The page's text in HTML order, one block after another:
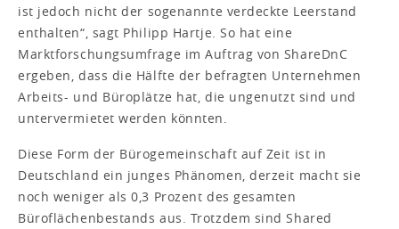
ist jedoch nicht der sogenannte verdeckte Leerstand
enthalten“, sagt Philipp Hartje. So hat eine
Marktforschungsumfrage im Auftrag von ShareDnC
ergeben, dass die Hälfte der befragten Unternehmen
Arbeits- und Büroplätze hat, die ungenutzt sind und
untervermietet werden könnten.
Diese Form der Bürogemeinschaft auf Zeit ist in
Deutschland ein junges Phänomen, derzeit macht sie
noch weniger als 0,3 Prozent des gesamten
Büroflächenbestands aus. Trotzdem sind Shared